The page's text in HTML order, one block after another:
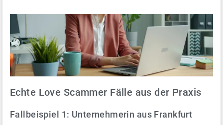
Echte Love Scammer Fälle aus der Praxis
Fallbeispiel 1: Unternehmerin aus Frankfurt